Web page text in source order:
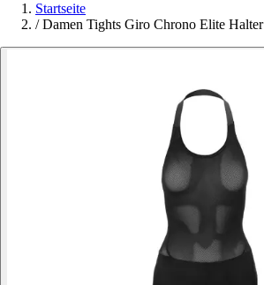
Startseite
/ Damen Tights Giro Chrono Elite Halter